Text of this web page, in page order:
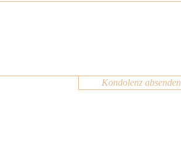
Kondolenz absenden